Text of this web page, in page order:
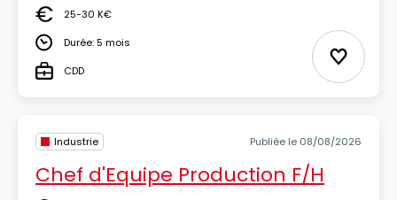
Salaire25-30 K€
DuréeDurée: 5 mois
TypeCDD Ajouter
Industrie Publiée le 08/08/2026
Chef d'Equipe Production F/H